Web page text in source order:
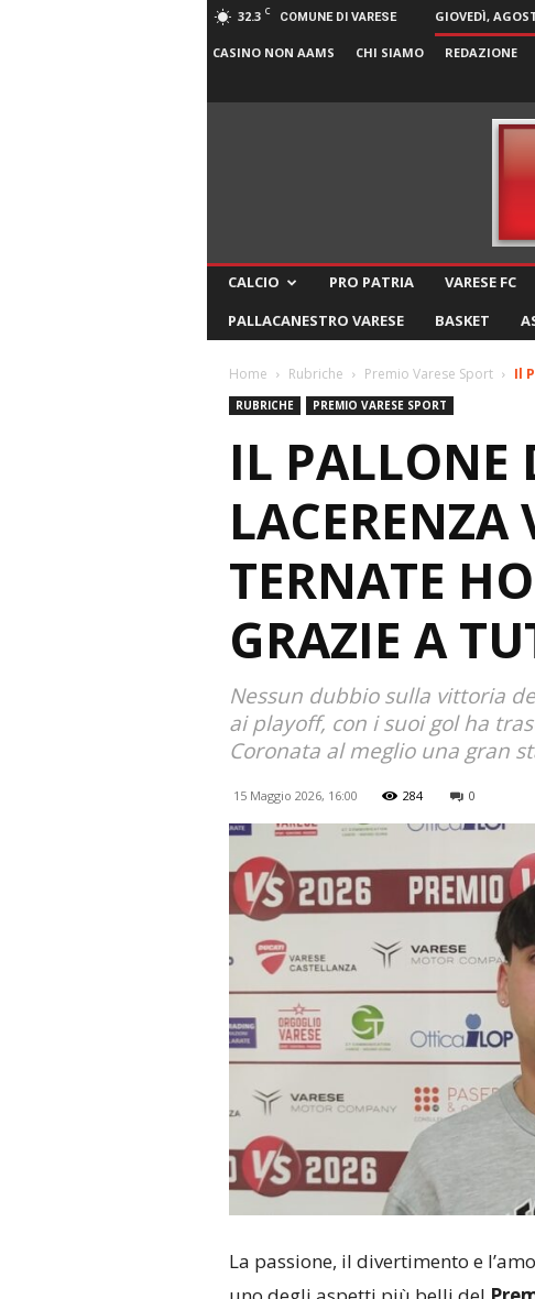
32.3 C COMUNE DI VARESE GIOVEDÌ,
CASINO NON AAMS CHI SIAMO REDAZIONE
CALCIO PRO PATRIA VARESE FC
PALLACANESTRO VARESE
BASKET
Home Rubriche Premio Varese Sport Il
RUBRICHE PREMIO VARESE SPORT
IL PALLONE
TERNATE
GRAZIE A
Nessun dubbio sulla vittoria
ai playoff, con i suoi gol ha
Coronata al meglio una gran
15 Maggio 2026, 16:00 284 0
La passione, il divertimento e